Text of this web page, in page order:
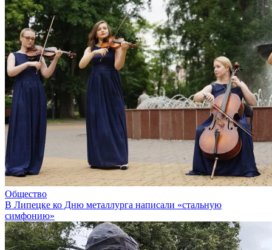
Общество
В Липецке ко Дню металлурга написали «стальную
симфонию»